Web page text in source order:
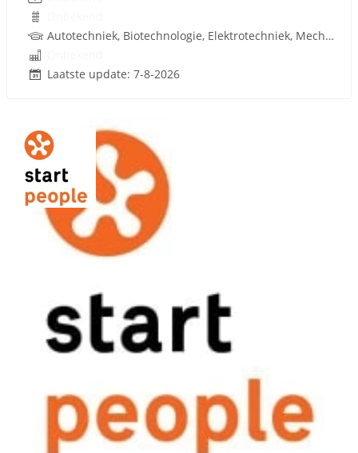
Autotechniek, Biotechnologie, Elektrotechniek, Mechatronica, Werktuigbouwkunde, Metaal, Techniek, Rijbewijs
Laatste update: 7-8-2026